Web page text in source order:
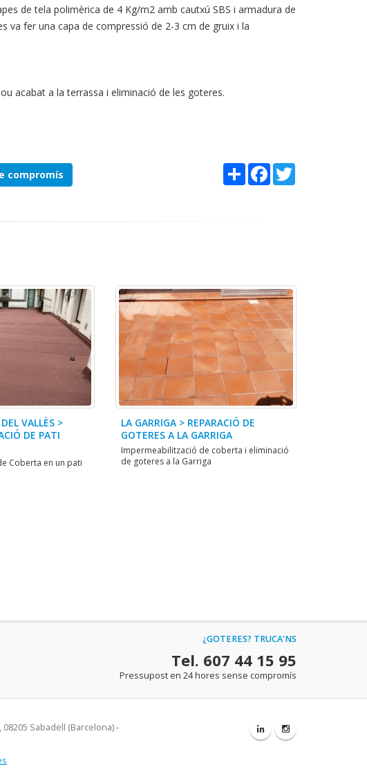
de tela polimèrica de 4 Kg/m2amb cautxú SBS i armadura de
va fer una capa de compressió de 2-3 cm de gruix i la
acabat a la terrassa i eliminació de les goteres.
compromís Share Facebook
VALLÈS >
DE PATI
Coberta en un pati
LA GARRIGA > REPARACIÓ DE
GOTERES A LA GARRIGA
Impermeabilització de coberta i eliminació
de goteres a la Garriga
¿GOTERES? TRUCA'NS
Tel. 607 44 15 95
Pressupost en 24 hores sense compromís
Sabadell (Barcelona) -